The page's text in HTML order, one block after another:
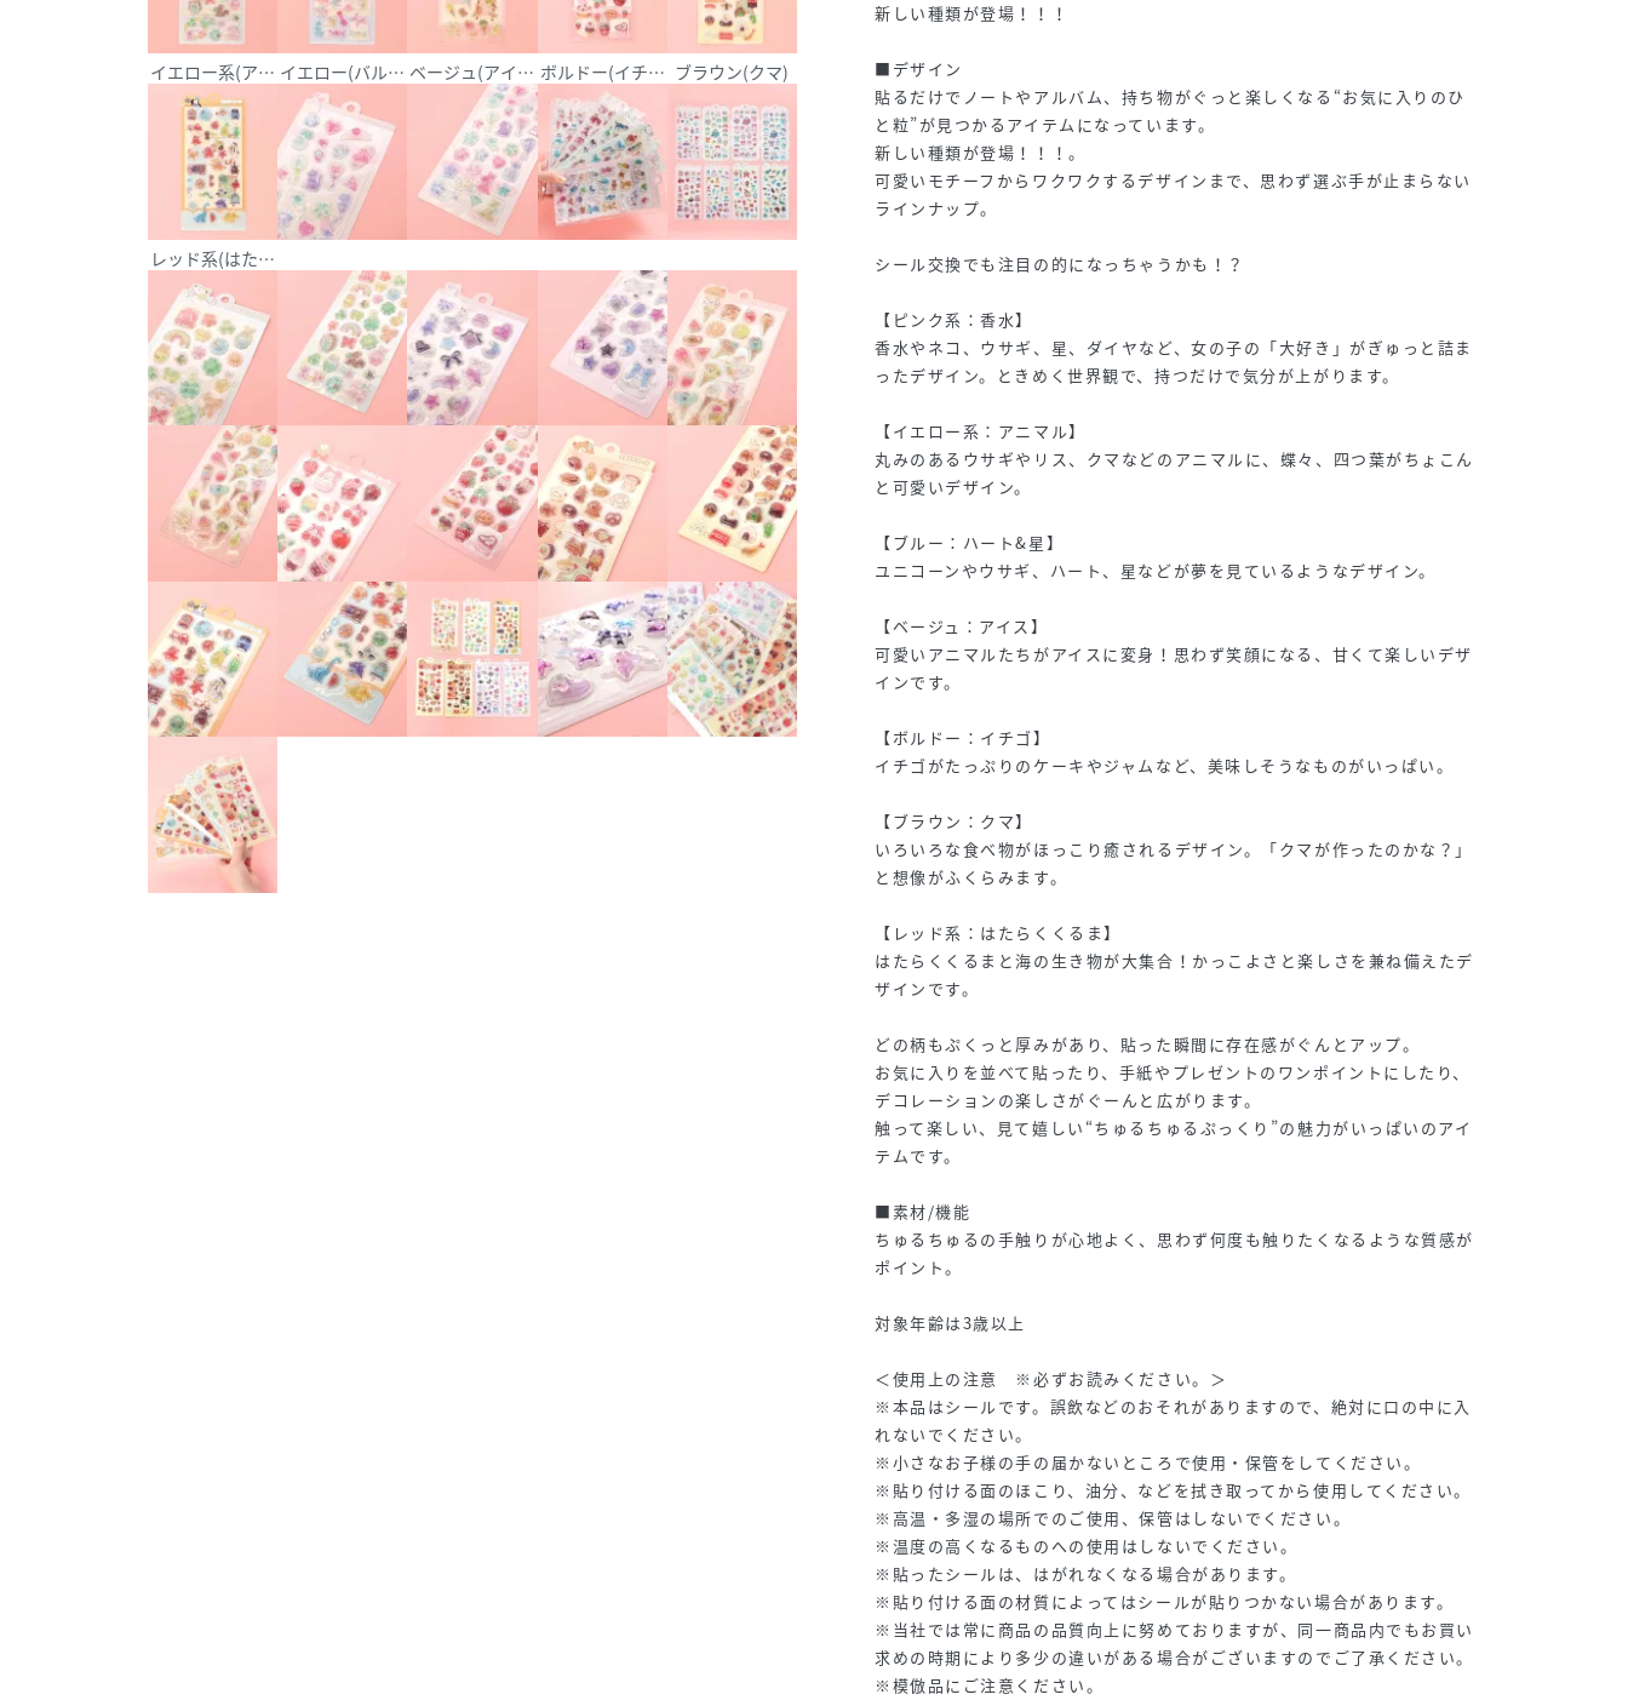
イエロー系(アニマル)イエロー(バルーン)ベージュ(アイス) ボルドー(イチゴ) ブラウン(クマ)
レッド系(はたらくくるま)
新しい種類が登場！！！
■デザイン
貼るだけでノートやアルバム、持ち物がぐっと楽しくなる“お気に入りのひ
と粒”が見つかるアイテムになっています。
新しい種類が登場！！！。
可愛いモチーフからワクワクするデザインまで、思わず選ぶ手が止まらない
ラインナップ。
シール交換でも注目の的になっちゃうかも！？
【ピンク系：香水】
香水やネコ、ウサギ、星、ダイヤなど、女の子の「大好き」がぎゅっと詰ま
ったデザイン。ときめく世界観で、持つだけで気分が上がります。
【イエロー系：アニマル】
丸みのあるウサギやリス、クマなどのアニマルに、蝶々、四つ葉がちょこん
と可愛いデザイン。
【ブルー：ハート&星】
ユニコーンやウサギ、ハート、星などが夢を見ているようなデザイン。
【ベージュ：アイス】
可愛いアニマルたちがアイスに変身！思わず笑顔になる、甘くて楽しいデザ
インです。
【ボルドー：イチゴ】
イチゴがたっぷりのケーキやジャムなど、美味しそうなものがいっぱい。
【ブラウン：クマ】
いろいろな食べ物がほっこり癒されるデザイン。「クマが作ったのかな？」
と想像がふくらみます。
【レッド系：はたらくくるま】
はたらくくるまと海の生き物が大集合！かっこよさと楽しさを兼ね備えたデ
ザインです。
どの柄もぷくっと厚みがあり、貼った瞬間に存在感がぐんとアップ。
お気に入りを並べて貼ったり、手紙やプレゼントのワンポイントにしたり、
デコレーションの楽しさがぐーんと広がります。
触って楽しい、見て嬉しい“ちゅるちゅるぷっくり”の魅力がいっぱいのアイ
テムです。
■素材/機能
ちゅるちゅるの手触りが心地よく、思わず何度も触りたくなるような質感が
ポイント。
対象年齢は3歳以上
＜使用上の注意 ※必ずお読みください。＞
※本品はシールです。誤飲などのおそれがありますので、絶対に口の中に入
れないでください。
※小さなお子様の手の届かないところで使用・保管をしてください。
※貼り付ける面のほこり、油分、などを拭き取ってから使用してください。
※高温・多湿の場所でのご使用、保管はしないでください。
※温度の高くなるものへの使用はしないでください。
※貼ったシールは、はがれなくなる場合があります。
※貼り付ける面の材質によってはシールが貼りつかない場合があります。
※当社では常に商品の品質向上に努めておりますが、同一商品内でもお買い
求めの時期により多少の違いがある場合がございますのでご了承ください。
※模倣品にご注意ください。